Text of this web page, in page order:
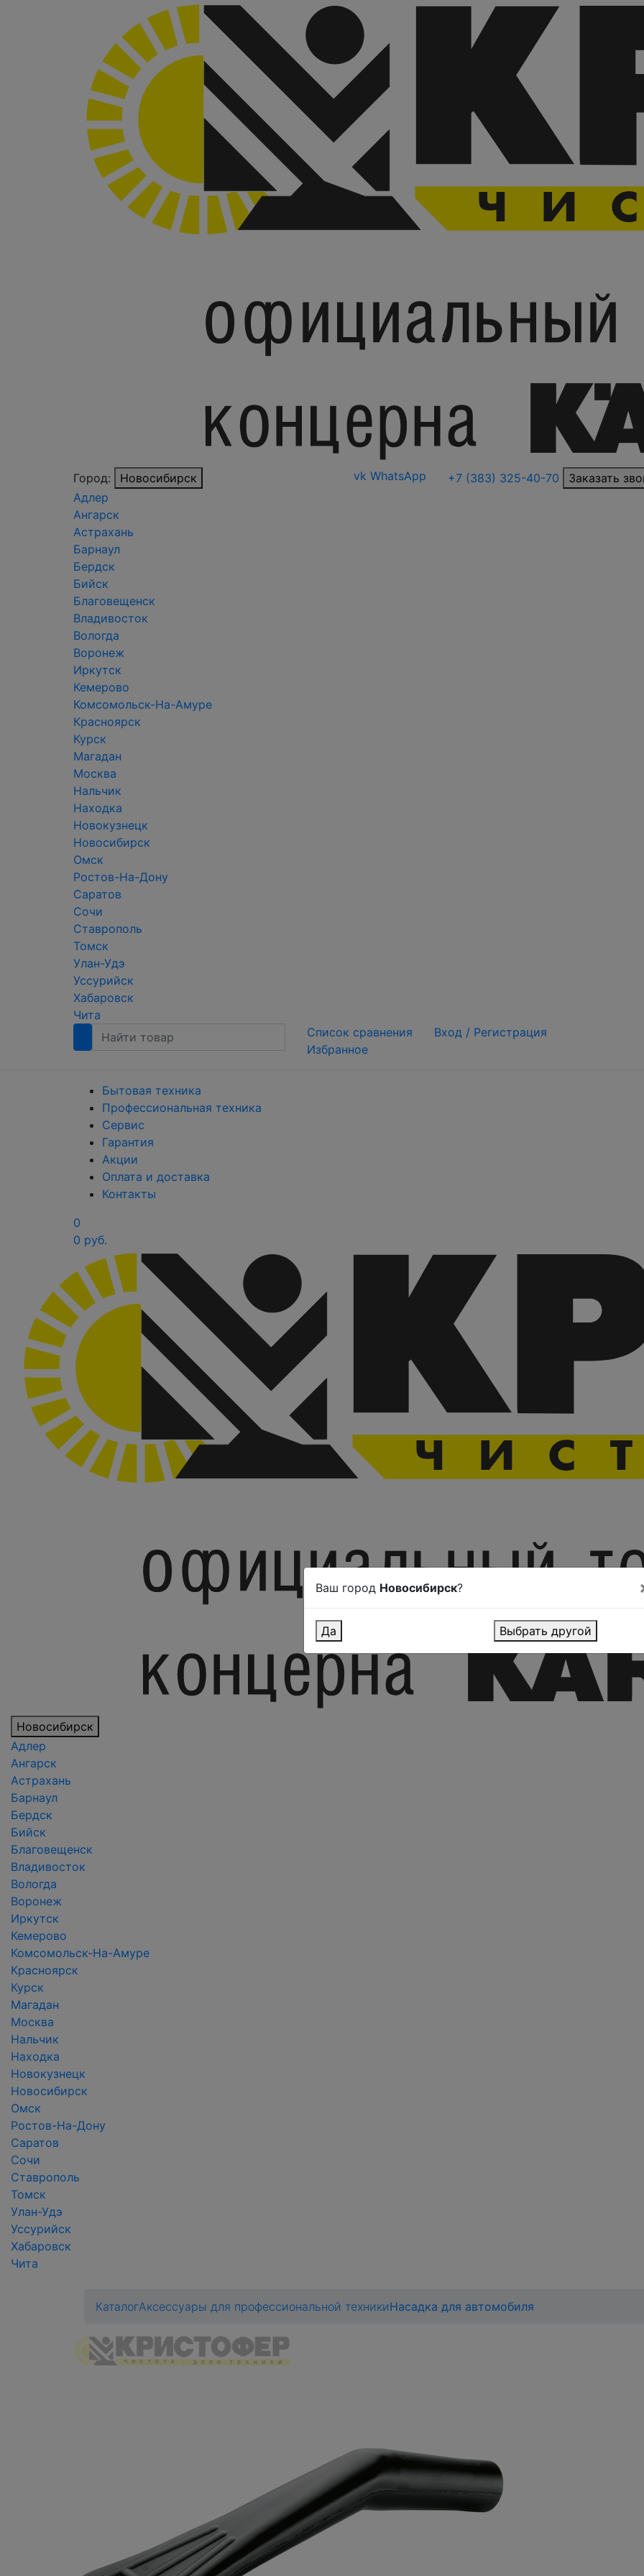
Город:
Новосибирск
Адлер
Ангарск
Астрахань
Барнаул
Бердск
Бийск
Благовещенск
Владивосток
Вологда
Воронеж
Иркутск
Кемерово
Комсомольск-На-Амуре
Красноярск
Курск
Магадан
Москва
Нальчик
Находка
Новокузнецк
Новосибирск
Омск
Ростов-На-Дону
Саратов
Сочи
Ставрополь
Томск
Улан-Удэ
Уссурийск
Хабаровск
Чита
vk WhatsApp +7 (383) 325-40-70 Заказать
Список сравнения
Избранное
Вход / Регистрация
Бытовая техника
Профессиональная техника
Сервис
Гарантия
Акции
Оплата и доставка
Контакты
0
0 руб.
Новосибирск
Адлер
Ангарск
Астрахань
Барнаул
Бердск
Бийск
Благовещенск
Владивосток
Вологда
Воронеж
Иркутск
Кемерово
Комсомольск-На-Амуре
Красноярск
Курск
Магадан
Москва
Нальчик
Находка
Новокузнецк
Новосибирск
Омск
Ростов-На-Дону
Саратов
Сочи
Ставрополь
Томск
Улан-Удэ
Уссурийск
Хабаровск
Чита
КаталогАксессуары для профессиональной техникиНасадка для автомобиля
Ваш город Новосибирск?
Да Выбрать другой